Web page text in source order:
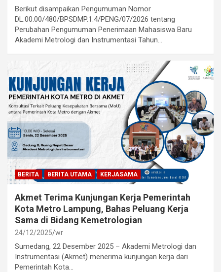
Berikut disampaikan Pengumuman Nomor
DL.00.00/480/BPSDMP.1.4/PENG/07/2026 tentang
Perubahan Pengumuman Penerimaan Mahasiswa Baru
Akademi Metrologi dan Instrumentasi Tahun…
BERITA BERITA UTAMA KERJASAMA
Akmet Terima Kunjungan Kerja Pemerintah
Kota Metro Lampung, Bahas Peluang Kerja
Sama di Bidang Kemetrologian
24/12/2025 wr
Sumedang, 22 Desember 2025 – Akademi Metrologi dan
Instrumentasi (Akmet) menerima kunjungan kerja dari
Pemerintah Kota…